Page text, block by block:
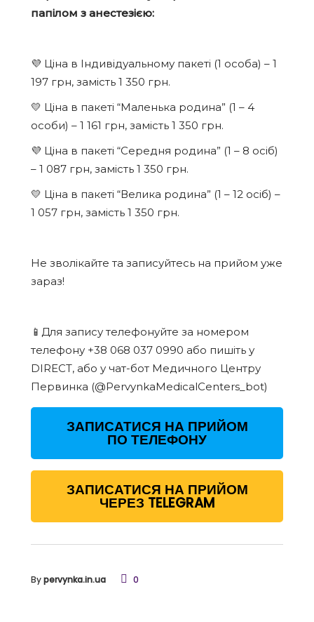
папілом з анестезією:
💜 Ціна в Індивідуальному пакеті (1 особа) – 1
197 грн, замість 1 350 грн.
💛 Ціна в пакеті “Маленька родина” (1 – 4
особи) – 1 161 грн, замість 1 350 грн.
💜 Ціна в пакеті “Середня родина” (1 – 8 осіб)
– 1 087 грн, замість 1 350 грн.
💛 Ціна в пакеті “Велика родина” (1 – 12 осіб) –
1 057 грн, замість 1 350 грн.
Не зволікайте та записуйтесь на прийом уже
зараз!
📱Для запису телефонуйте за номером
телефону +38 068 037 0990 або пишіть у
DIRECT, або у чат-бот Медичного Центру
Первинка (@PervynkaMedicalCenters_bot)
ЗАПИСАТИСЯ НА ПРИЙОМ
ПО ТЕЛЕФОНУ
ЗАПИСАТИСЯ НА ПРИЙОМ
ЧЕРЕЗ TELEGRAM
Bypervynka.in.ua 0